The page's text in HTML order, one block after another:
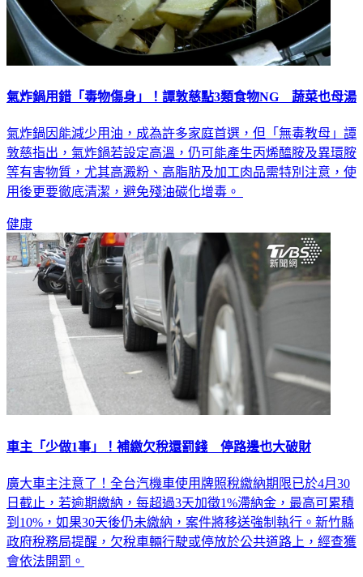
氣炸鍋用錯「毒物傷身」！譚敦慈點3類食物NG 蔬菜也母湯
氣炸鍋因能減少用油，成為許多家庭首選，但「無毒教母」譚
敦慈指出，氣炸鍋若設定高溫，仍可能產生丙烯醯胺及異環胺
等有害物質，尤其高澱粉、高脂肪及加工肉品需特別注意，使
用後更要徹底清潔，避免殘油碳化增毒。
健康
車主「少做1事」！補繳欠稅還罰錢 停路邊也大破財
廣大車主注意了！全台汽機車使用牌照稅繳納期限已於4月30
日截止，若逾期繳納，每超過3天加徵1%滯納金，最高可累積
到10%，如果30天後仍未繳納，案件將移送強制執行。新竹縣
政府稅務局提醒，欠稅車輛行駛或停放於公共道路上，經查獲
會依法開罰。